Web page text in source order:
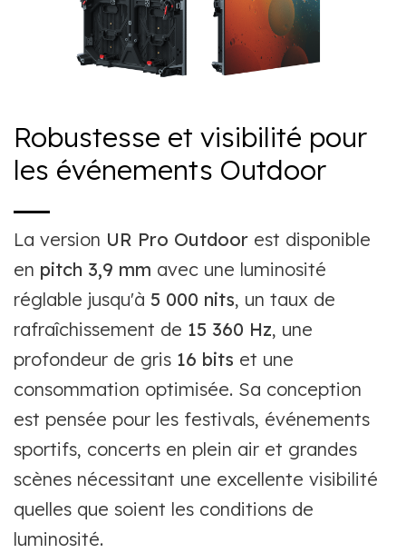
Robustesse et visibilité pour
les événements Outdoor
La version UR Pro Outdoor est disponible
en pitch 3,9 mm avec une luminosité
réglable jusqu'à 5 000 nits, un taux de
rafraîchissement de 15 360 Hz, une
profondeur de gris 16 bits et une
consommation optimisée. Sa conception
est pensée pour les festivals, événements
sportifs, concerts en plein air et grandes
scènes nécessitant une excellente visibilité
quelles que soient les conditions de
luminosité.